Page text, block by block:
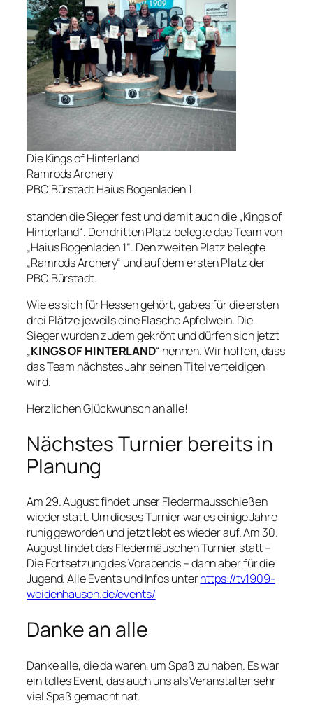
Die Kings of Hinterland
Ramrods Archery
PBC Bürstadt Haius Bogenladen 1
standen die Sieger fest und damit auch die „Kings of
Hinterland“. Den dritten Platz belegte das Team von
„Haius Bogenladen 1“. Den zweiten Platz belegte
„Ramrods Archery“ und auf dem ersten Platz der
PBC Bürstadt.
Wie es sich für Hessen gehört, gab es für die ersten
drei Plätze jeweils eine Flasche Apfelwein. Die
Sieger wurden zudem gekrönt und dürfen sich jetzt
„KINGS OF HINTERLAND“ nennen. Wir hoffen, dass
das Team nächstes Jahr seinen Titel verteidigen
wird.
Herzlichen Glückwunsch an alle!
Nächstes Turnier bereits in
Planung
Am 29. August findet unser Fledermausschießen
wieder statt. Um dieses Turnier war es einige Jahre
ruhig geworden und jetzt lebt es wieder auf. Am 30.
August findet das Fledermäuschen Turnier statt –
Die Fortsetzung des Vorabends – dann aber für die
Jugend. Alle Events und Infos unterhttps://tv1909-
weidenhausen.de/events/
Danke an alle
Danke alle, die da waren, um Spaß zu haben. Es war
ein tolles Event, das auch uns als Veranstalter sehr
viel Spaß gemacht hat.